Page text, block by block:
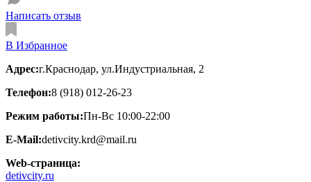
Написать отзыв
В Избранное
Адрес:г.Краснодар, ул.Индустриальная, 2
Телефон:8 (918) 012-26-23
Режим работы:Пн-Вс 10:00-22:00
E-Mail:detivcity.krd@mail.ru
Web-страница:
detivcity.ru